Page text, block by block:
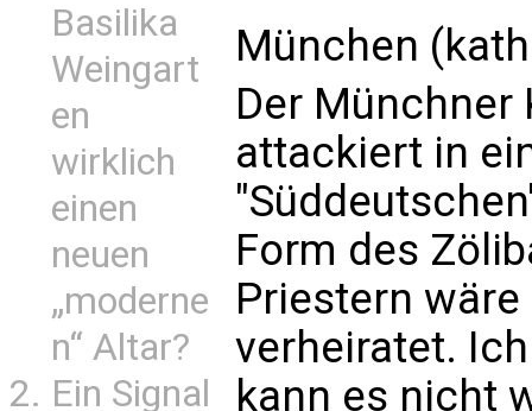
Basilika
Weingart
en
wirklich
einen
neuen
„moderne
n“ Altar?
Ein Signal
München
Der Münchner
attackiert in
Form des
Priestern
verheiratet.
kann es nicht